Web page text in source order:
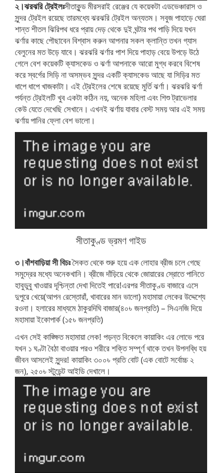
২।ঝরঝরি ট্রেইলঃসীতাকুন্ড মীরসরাই রেঞ্জের যে কয়েকটা এডভেঞ্চারাস ও
সুন্দর ট্রেইল রয়েছে তারমধ্যে ঝরঝরি ট্রেইল অন্যতম। সবুজ পাহাড়ে ঘেরা
শান্ত শীতল ঝিরিপথ ধরে প্রায় দেড় থেকে দুই ঘন্টার পথ পাড়ি দিয়ে যখন
ঝর্ণার কাছে পৌছাবেন বিশ্বাস করুন আপনার সকল ক্লান্তি তখন গ্যাস
বেলুনের মত উড়ে যাবে। ঝরঝরি ঝর্ণার পাশ দিয়ে পাহাড় বেয়ে উপড়ে উঠে
গেলে বেশ কয়েকটি ক্যাসকেড ও ঝর্ণা আপনাকে আরো মুগ্ধ করবে বিশেষ
করে স্বর্গের সিড়ি না অসম্ভব সুন্দর একটি ক্যাসকেড আছে যা সিড়ির মত
ধাপে ধাপে খাজকাটা। এই ট্রেইলের শেষে রয়েছে মুর্তি ঝর্ণা। ঝরঝরি ঝর্ণা
পর্যন্ত ট্রেইলটি খুব একটা কঠিন নয়, অনেক মহিলা এবং শিশু ট্রাভেলার
কেউ যেতে দেখেছি সেখানে। এখনই ঝর্ণায় যাবার বেস্ট সময় আর এই সময়
ঝর্ণায় পানির ফ্লো বেশ ভালো।
সীতাকুণ্ড ভ্রমণ গাইড
৩।বাঁশবাড়িয়া সী বিচঃসৈকত থেকে শুরু হয়ে এক লোহার ব্রীজ চলে গেছে
সমুদ্রের মধ্যে অনেকখানি। ব্রীজে দাঁড়িয়ে থেকে জোয়ারের স্রোতে পানিতে
হাবুডুবু খাওয়ার দূশ্চিন্তা দেখা দিতেই পারে!এরপর সীতাকুণ্ড বাজারে এসে
দুপুরে খেয়ে(আপন রেস্তোরাঁ, খাবারের মান ভালো) মহামায়া লেকের উদ্দেশ্যে
রওনা। হলারের মাধ্যমে ঠাকুরদিঘি বাজার(৪০৳ জনপ্রতি) – সিএনজি দিয়ে
মহামায়া ইকোপার্ক (১৫৳ জনপ্রতি)
এখন সেই কাঙ্ক্ষিত মহামায়া লেক! পড়ন্ত বিকেলে কায়াকিং এর লোভে পরে
যখন ১ ঘণ্টা বৈঠা বাওয়ার পর‌ও শরীরে শক্তি সম্পূর্ণ থাকে তখন উপলব্ধি হয়
জীবন আসলেই সুন্দর! কায়াকিং ৩০০৳ প্রতি বোট (এক বোটে সর্বোচ্চ ২
জন), ২৫০৳ স্টুডেন্ট আইডি দেখালে।